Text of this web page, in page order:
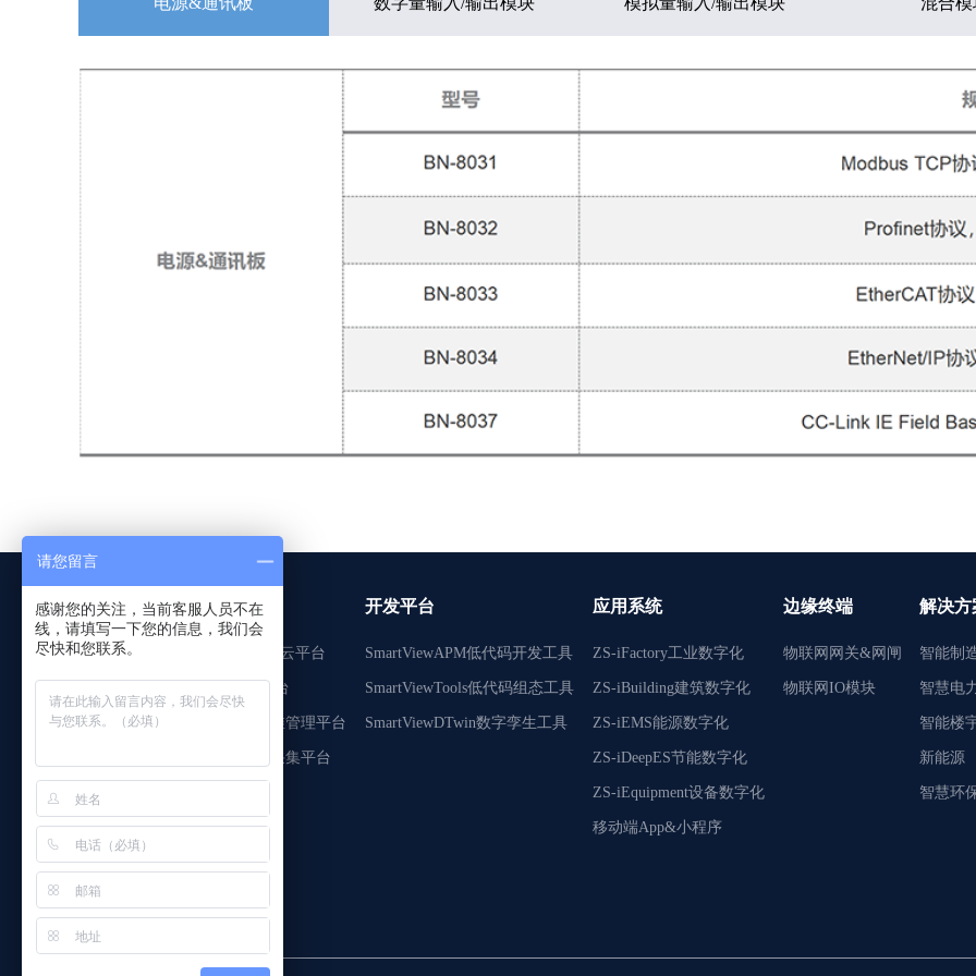
关于我们
企业介绍
招贤纳士
核心平台
ZedaCloud物联网云平台
ZedaEdge边缘平台
ZedaOMTools运维管理平台
ZedaDevice数据采集平台
开发平台
SmartViewAPM低代码开发工具
SmartViewTools低代码组态工具
SmartViewDTwin数字孪生工具
应用系统
ZS-iFactory工业数字化
ZS-iBuilding建筑数字化
ZS-iEMS能源数字化
ZS-iDeepES节能数字化
ZS-iEquipment设备数字化
移动端App&小程序
边缘终端
物联网网关&网闸
物联网IO模块
解决方
智能制
智慧电
智能楼
新能源
智慧环
请您留言
感谢您的关注，当前客服人员不在
线，请填写一下您的信息，我们会
尽快和您联系。